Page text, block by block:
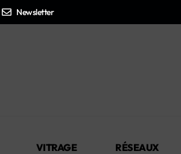
Newsletter
VITRAGE RÉSEAUX